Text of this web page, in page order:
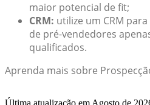
maior potencial de fit;
CRM: utilize um CRM
de pré-vendedores
qualificados.
Aprenda mais sobre
Última atualização em Agosto de